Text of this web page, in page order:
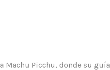
Machu Picchu, donde su guía